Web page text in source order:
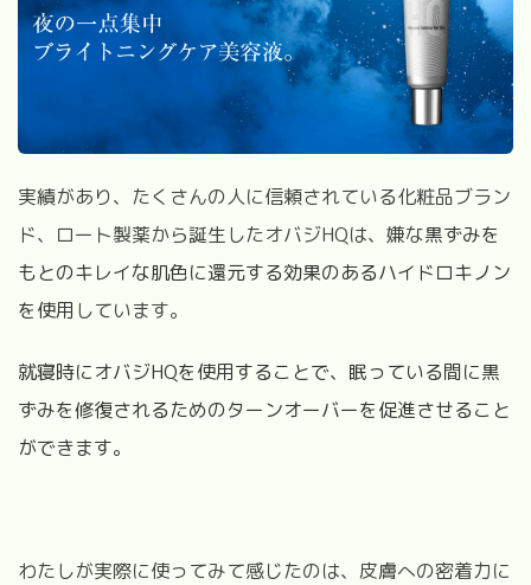
実績があり、たくさんの人に信頼されている化粧品ブラン
ド、ロート製薬から誕生したオバジHQは、嫌な黒ずみを
もとのキレイな肌色に還元する効果のあるハイドロキノン
を使用 しています。
就寝時にオバジHQを使用することで、眠っている間に黒
ずみを修復されるためのターンオーバーを促進させること
ができます。
わたしが実際に使ってみて感じたのは、皮膚への密着力に